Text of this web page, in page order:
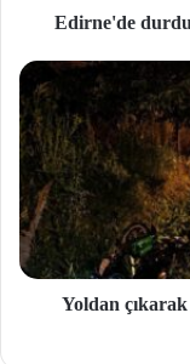
Edirne'de
Yoldan